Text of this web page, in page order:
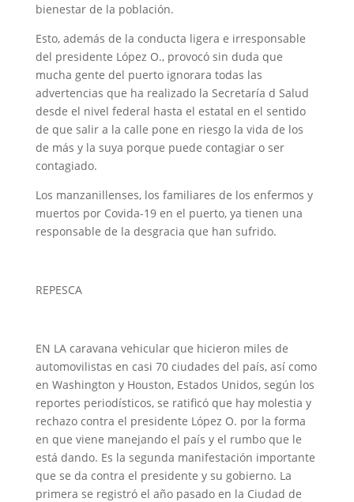
bienestar de la población.
Esto, además de la conducta ligera e irresponsable
del presidente López O., provocó sin duda que
mucha gente del puerto ignorara todas las
advertencias que ha realizado la Secretaría d Salud
desde el nivel federal hasta el estatal en el sentido
de que salir a la calle pone en riesgo la vida de los
de más y la suya porque puede contagiar o ser
contagiado.
Los manzanillenses, los familiares de los enfermos y
muertos por Covida-19 en el puerto, ya tienen una
responsable de la desgracia que han sufrido.
REPESCA
EN LA caravana vehicular que hicieron miles de
automovilistas en casi 70 ciudades del país, así como
en Washington y Houston, Estados Unidos, según los
reportes periodísticos, se ratificó que hay molestia y
rechazo contra el presidente López O. por la forma
en que viene manejando el país y el rumbo que le
está dando. Es la segunda manifestación importante
que se da contra el presidente y su gobierno. La
primera se registró el año pasado en la Ciudad de